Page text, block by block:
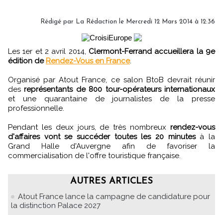
Rédigé par La Rédaction le Mercredi 12 Mars 2014 à 12:36
Les 1er et 2 avril 2014, Clermont-Ferrand accueillera la 9e
édition de Rendez-Vous en France.
Organisé par Atout France, ce salon BtoB devrait réunir
desreprésentants de 800 tour-opérateurs internationaux
et une quarantaine de journalistes de la presse
professionnelle.
Pendant les deux jours, de très nombreux rendez-vous
d'affaires vont se succéder toutes les 20 minutesà la
Grand Halle d'Auvergne afin de favoriser la
commercialisation de l'offre touristique française.
AUTRES ARTICLES
Atout France lance la campagne de candidature pour
la distinction Palace 2027